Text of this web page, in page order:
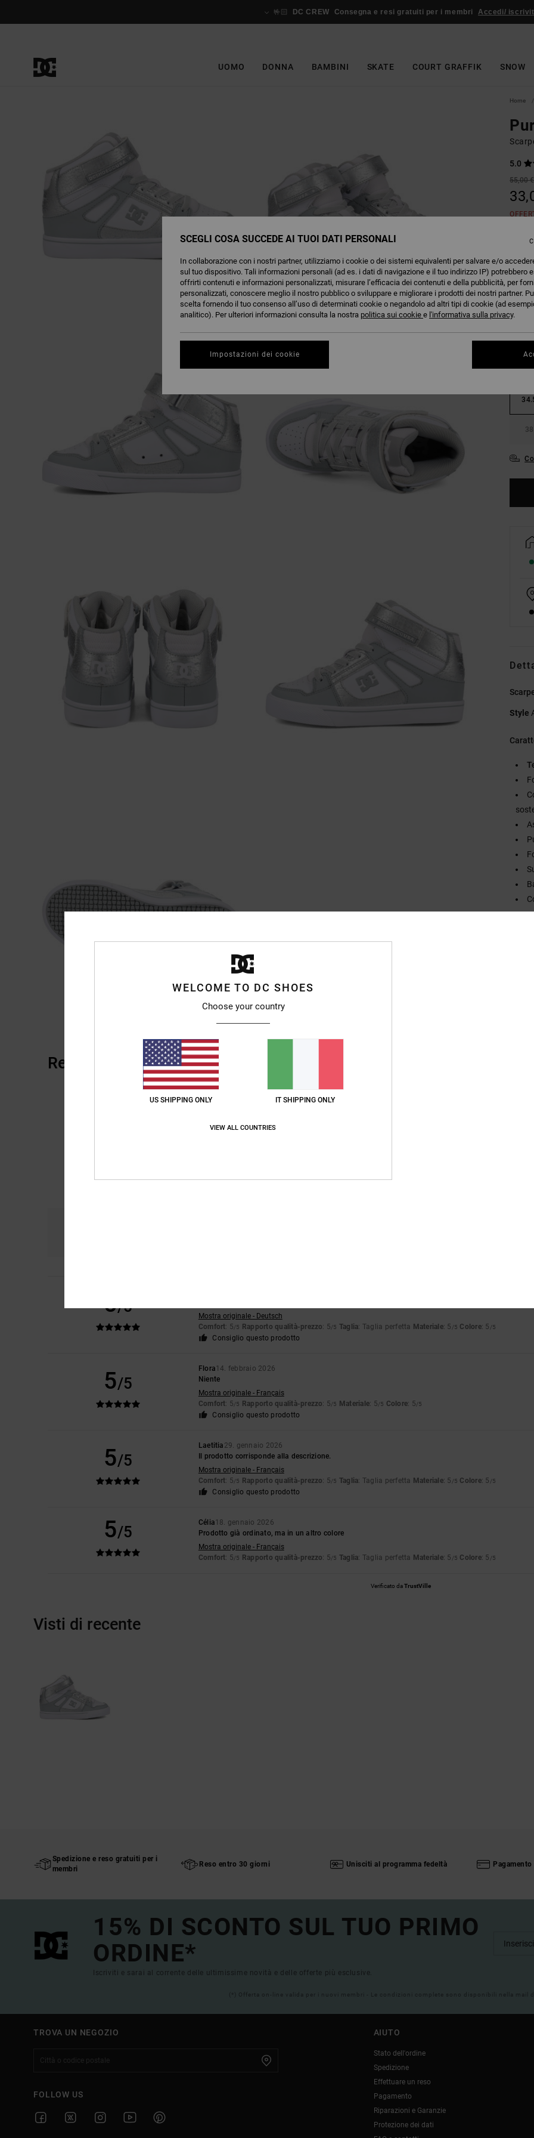
🤟🏻 DC CREW Consegna e resi gratuiti per i membri Accedi/
UOMO DONNA BAMBINI SKATE COURT GRAFFIK SNOW
Home
5.0
55,00 €
31
38
Style
Recensioni dei clienti
basato su4 recensioni verificate
5/5
Mostra originale - Deutsch
Comfort: 5/5 Rapporto qualità-prezzo: 5/5 Taglia: Taglia perfetta Materiale: 5 /5 Colore: 5 /5
Consiglio questo prodotto
5/5
Flora14. febbraio 2026
Niente
Mostra originale - Français
Comfort: 5/5 Rapporto qualità-prezzo: 5/5 Materiale: 5/5 Colore: 5/5
Consiglio questo prodotto
5/5
Laetitia 29. gennaio 2026
Il prodotto corrisponde alla descrizione.
Mostra originale - Français
Comfort: 5/5 Rapporto qualità-prezzo: 5/5 Taglia: Taglia perfetta Materiale: 5 /5 Colore: 5 /5
Consiglio questo prodotto
5/5
Célia18. gennaio 2026
Prodotto già ordinato, ma in un altro colore
Mostra originale - Français
Comfort: 5/5 Rapporto qualità-prezzo: 5/5 Taglia: Taglia perfetta Materiale: 5 /5 Colore: 5 /5
Verificato daTrustVille
Visti di recente
Spedizione e reso gratuiti per i
membri
Reso entro 30 giorni Unisciti al programma fedeltà
15% DI SCONTO SUL TUO PRIMO
ORDINE*
Iscriviti e sarai al corrente delle ultimissime novità e delle offerte più esclusive.
(*) Offerta on-line valida per i nuovi membri - Le condizioni complete sono disponibili nella mail
TROVA UN NEGOZIO
FOLLOW US
AIUTO
Stato dell'ordine
Spedizione
Effettuare un reso
Pagamento
Riparazioni e Garanzie
Protezione dei dati
WELCOME TO DC SHOES
Choose your country
US SHIPPING ONLY IT SHIPPING ONLY
VIEW ALL COUNTRIES
SCEGLI COSA SUCCEDE AI TUOI DATI PERSONALI
In collaborazione con i nostri partner, utilizziamo i cookie o dei sistemi equivalenti per salvare e/o
sul tuo dispositivo. Tali informazioni personali (ad es. i dati di navigazione e il tuo indirizzo IP) potrebbero
offrirti contenuti e informazioni personalizzati, misurare l’efficacia dei contenuti e della pubblicità, per
personalizzati, conoscere meglio il nostro pubblico o sviluppare e migliorare i prodotti dei nostri partner.
scelta fornendo il tuo consenso all’uso di determinati cookie o negandolo ad altri tipi di cookie (ad
analitico). Per ulteriori informazioni consulta la nostra politica sui cookie e l'informativa sulla privacy.
Impostazioni dei cookie